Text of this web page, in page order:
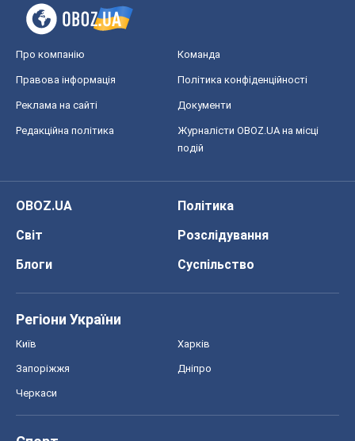
Про компанію Команда
Правова інформація Політика конфіденційності
Реклама на сайті Документи
Редакційна політика
Журналісти OBOZ.UA на місці
подій
OBOZ.UA
Політика
Світ
Розслідування
Блоги
Суспільство
Регіони України
Київ Харків
Запоріжжя Дніпро
Черкаси